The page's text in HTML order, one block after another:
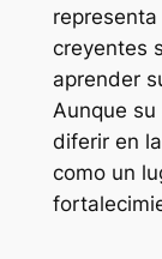
creyentes
aprender
Aunque
diferir en
como un